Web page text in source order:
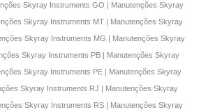
Skyray Instruments GO | Manutenções Skyray
Skyray Instruments MT | Manutenções Skyray
Skyray Instruments MG | Manutenções Skyray
Skyray Instruments PB | Manutenções Skyray
Skyray Instruments PE | Manutenções Skyray
Skyray Instruments RJ | Manutenções Skyray
Skyray Instruments RS | Manutenções Skyray